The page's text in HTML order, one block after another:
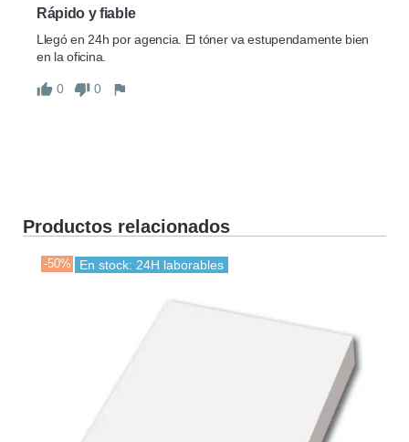
Rápido y fiable
Llegó en 24h por agencia. El tóner va estupendamente bien
en la oficina.
0 0
Productos relacionados
-50% En stock: 24H laborables